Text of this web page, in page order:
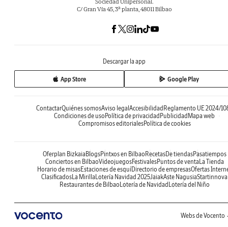
C/ Gran Vía 45, 3ª planta, 48011 Bilbao
Descargar la app
App Store Google Play
ContactarQuiénes somosAviso legal Accesibilidad Reglamento UE 2024/
Condiciones de uso Política de privacidad Publicidad Mapa web
Compromisos editorialesPolítica de cookies
Oferplan Bizkaia BlogsPintxos en Bilbao RecetasDe tiendasPasatiempos
Conciertos en BilbaoVideojuegosFestivalesPuntos de venta La Tienda
Horario de misasEstaciones de esquíDirectorio de empresasOfertas
ClasificadosLa Mirilla Lotería Navidad 2025JaiakAste NagusiaStartinnova
Restaurantes de Bilbao Lotería de Navidad Lotería del Niño
Webs de Vocento